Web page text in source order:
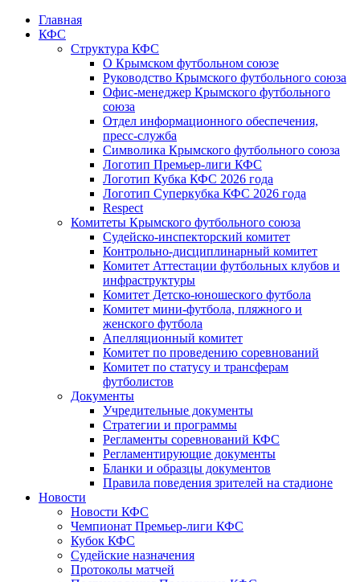
Главная
КФС
Структура КФС
О Крымском футбольном союзе
Руководство Крымского футбольного союза
Офис-менеджер Крымского футбольного
союза
Отдел информационного обеспечения,
пресс-служба
Символика Крымского футбольного союза
Логотип Премьер-лиги КФС
Логотип Кубка КФС 2026 года
Логотип Суперкубка КФС 2026 года
Respect
Комитеты Крымского футбольного союза
Судейско-инспекторский комитет
Контрольно-дисциплинарный комитет
Комитет Аттестации футбольных клубов и
инфраструктуры
Комитет Детско-юношеского футбола
Комитет мини-футбола, пляжного и
женского футбола
Апелляционный комитет
Комитет по проведению соревнований
Комитет по статусу и трансферам
футболистов
Документы
Учредительные документы
Стратегии и программы
Регламенты соревнований КФС
Регламентирующие документы
Бланки и образцы документов
Правила поведения зрителей на стадионе
Новости
Новости КФС
Чемпионат Премьер-лиги КФС
Кубок КФС
Судейские назначения
Протоколы матчей